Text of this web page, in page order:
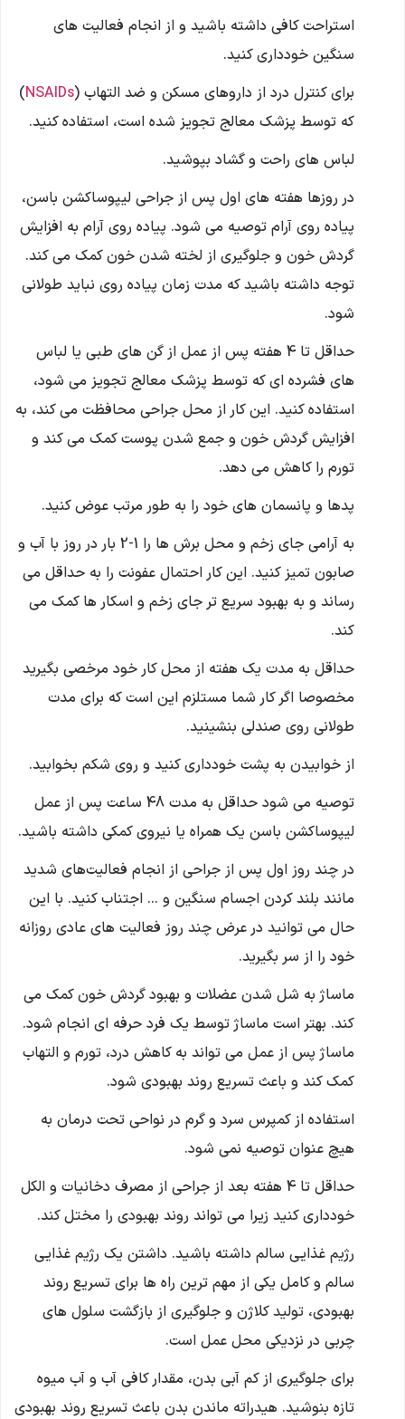
استراحت کافی داشته باشید و از انجام فعالیت های
سنگین خودداری کنید.
برای کنترل درد از داروهای مسکن و ضد التهاب (NSAIDs
)
که توسط پزشک معالج تجویز شده است، استفاده کنید.
لباس های راحت و گشاد بپوشید.
در روزها هفته های اول پس از جراحی لیپوساکشن باسن،
پیاده روی آرام توصیه می شود. پیاده روی آرام به افزایش
گردش خون و جلوگیری از لخته شدن خون کمک می کند.
توجه داشته باشید که مدت زمان پیاده روی نباید طولانی
شود.
حداقل تا 4 هفته پس از عمل از گن های طبی یا لباس
های فشرده ای که توسط پزشک معالج تجویز می شود،
استفاده کنید. این کار از محل جراحی محافظت می کند، به
افزایش گردش خون و جمع شدن پوست کمک می کند و
تورم را کاهش می دهد.
پدها و پانسمان های خود را به طور مرتب عوض کنید.
به آرامی جای زخم و محل برش ها را 1-2 بار در روز با آب و
صابون تمیز کنید. این کار احتمال عفونت را به حداقل می
رساند و به بهبود سریع تر جای زخم و اسکار ها کمک می
کند.
حداقل به مدت یک هفته از محل کار خود مرخصی بگیرید
مخصوصا اگر کار شما مستلزم این است که برای مدت
طولانی روی صندلی بنشینید.
از خوابیدن به پشت خودداری کنید و روی شکم بخوابید.
توصیه می شود حداقل به مدت 48 ساعت پس از عمل
لیپوساکشن باسن یک همراه یا نیروی کمکی داشته باشید.
در چند روز اول پس از جراحی از انجام فعالیت‌های شدید
مانند بلند کردن اجسام سنگین و … اجتناب کنید. با این
حال می توانید در عرض چند روز فعالیت ‌های عادی روزانه
خود را از سر بگیرید.
ماساژ به شل شدن عضلات و بهبود گردش خون کمک می
کند. بهتر است ماساژ توسط یک فرد حرفه ای انجام شود.
ماساژ پس از عمل می تواند به کاهش درد، تورم و التهاب
کمک کند و باعث تسریع روند بهبودی شود.
استفاده از کمپرس سرد و گرم در نواحی تحت درمان به
هیچ عنوان توصیه نمی شود.
حداقل تا 4 هفته بعد از جراحی از مصرف دخانیات و الکل
خودداری کنید زیرا می تواند روند بهبودی را مختل کند.
رژیم غذایی سالم داشته باشید. داشتن یک رژیم غذایی
سالم و کامل یکی از مهم ترین راه ها برای تسریع روند
بهبودی، تولید کلاژن و جلوگیری از بازگشت سلول های
چربی در نزدیکی محل عمل است.
برای جلوگیری از کم آبی بدن، مقدار کافی آب و آب میوه
تازه بنوشید. هیدراته ماندن بدن باعث تسریع روند بهبودی